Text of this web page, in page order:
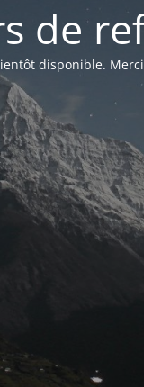
de
disponible.